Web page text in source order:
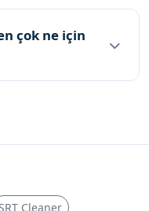
çok ne için
Cleaner